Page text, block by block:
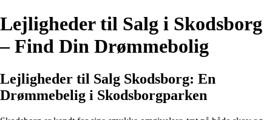
Lejligheder til Salg i Skodsborg
– Find Din Drømmebolig
Lejligheder til Salg Skodsborg: En
Drømmebelig i Skodsborgparken